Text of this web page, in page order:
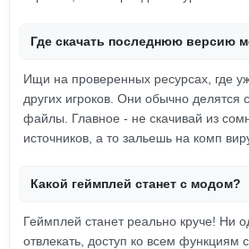
Где скачать последнюю версию
Ищи на проверенных ресурсах, где
других игроков. Они обычно делятся
файлы. Главное - не скачивай из
источников, а то зальешь на комп
Какой геймплей станет с модом?
Геймплей станет реально круче! Ни
отвлекать, доступ ко всем функциям